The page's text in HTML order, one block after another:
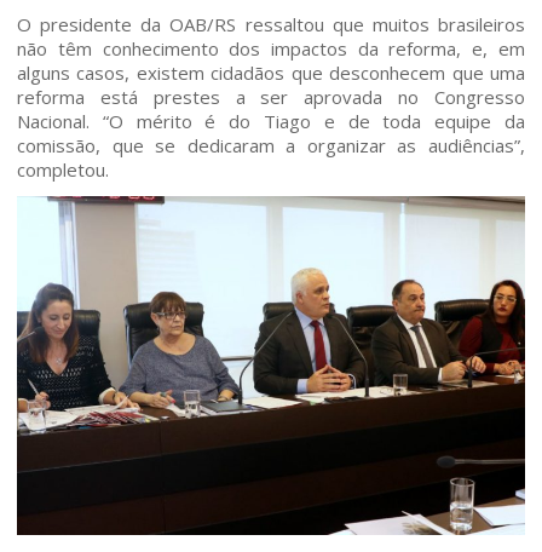
Home
Quem somos
Áreas de Atuação
Profissionais
Publicações
O presidente da OAB/RS ressaltou que muitos brasileiros
não têm conhecimento dos impactos da reforma, e, em
alguns casos, existem cidadãos que desconhecem que uma
reforma está prestes a ser aprovada no Congresso
Nacional. “O mérito é do Tiago e de toda equipe da
comissão, que se dedicaram a organizar as audiências”,
completou.